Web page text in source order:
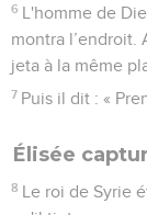
6 L'homme de
montra l’endroit.
jeta à la même
7 Puis il dit : «
Élisée
8 Le roi de Syrie